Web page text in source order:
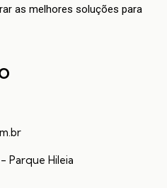
as melhores soluções para
Parque Hileia